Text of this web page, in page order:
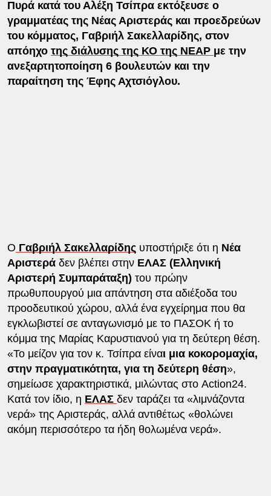
Πυρά κατά του Αλέξη Τσίπρα εκτόξευσε ο
γραμματέας της Νέας Αριστεράς και προεδρεύων
του κόμματος, Γαβριήλ Σακελλαρίδης, στον
απόηχο της διάλυσης της ΚΟ της ΝΕΑΡ με την
ανεξαρτητοποίηση 6 βουλευτών και την
παραίτηση της Έφης Αχτσιόγλου.
Ο Γαβριήλ Σακελλαρίδηςυποστήριξε ότι η Νέα
Αριστεράδεν βλέπει στην ΕΛΑΣ (Ελληνική
Αριστερή Συμπαράταξη) του πρώην
πρωθυπουργού μια απάντηση στα αδιέξοδα του
προοδευτικού χώρου, αλλά ένα εγχείρημα που θα
εγκλωβιστεί σε ανταγωνισμό με το ΠΑΣΟΚ ή το
κόμμα της Μαρίας Καρυστιανού για τη δεύτερη θέση.
«Το μείζον για τον κ. Τσίπρα είναι μια κοκορομαχία,
στην πραγματικότητα, για τη δεύτερη θέση»,
σημείωσε χαρακτηριστικά, μιλώντας στο Action24.
Κατά τον ίδιο, η ΕΛΑΣ δεν ταράζει τα «λιμνάζοντα
νερά» της Αριστεράς, αλλά αντιθέτως «θολώνει
ακόμη περισσότερο τα ήδη θολωμένα νερά».